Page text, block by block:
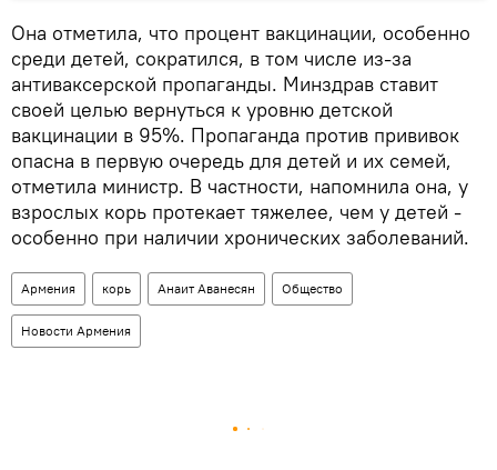
Она отметила, что процент вакцинации, особенно
среди детей, сократился, в том числе из-за
антиваксерской пропаганды. Минздрав ставит
своей целью вернуться к уровню детской
вакцинации в 95%. Пропаганда против прививок
опасна в первую очередь для детей и их семей,
отметила министр. В частности, напомнила она, у
взрослых корь протекает тяжелее, чем у детей -
особенно при наличии хронических заболеваний.
Армения корь Анаит Аванесян Общество
Новости Армения